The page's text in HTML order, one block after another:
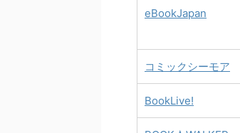
eBookJapan
コミックシーモア
BookLive!